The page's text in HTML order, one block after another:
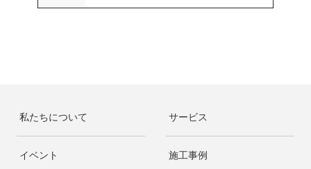
私たちについて サービス
イベント 施工事例